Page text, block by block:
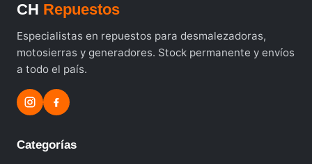
CH Repuestos
Especialistas en repuestos para desmalezadoras,
motosierras y generadores. Stock permanente y envíos
a todo el país.
Categorías